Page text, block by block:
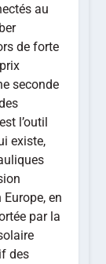
au
de forte
seconde
l’outil
existe,
en
par la
des